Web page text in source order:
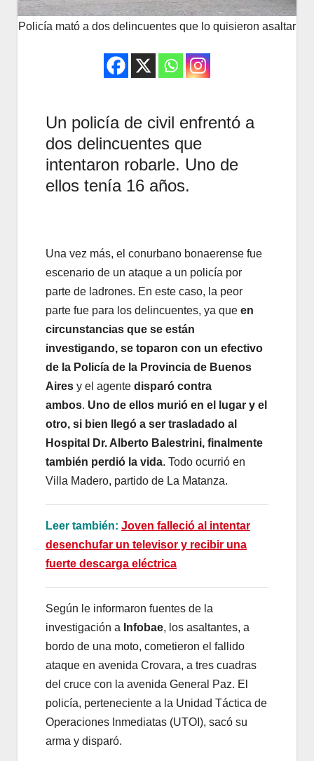
Policía mató a dos delincuentes que lo quisieron asaltar
Un policía de civil enfrentó a
dos delincuentes que
intentaron robarle. Uno de
ellos tenía 16 años.
Una vez más, el conurbano bonaerense fue
escenario de un ataque a un policía por
parte de ladrones. En este caso, la peor
parte fue para los delincuentes, ya que en
circunstancias que se están
investigando, se toparon con un efectivo
de la Policía de la Provincia de Buenos
Aires y el agente disparó contra
ambos. Uno de ellos murió en el lugar y el
otro, si bien llegó a ser trasladado al
Hospital Dr. Alberto Balestrini, finalmente
también perdió la vida. Todo ocurrió en
Villa Madero, partido de La Matanza.
Leer también: Joven falleció al intentar
desenchufar un televisor y recibir una
fuerte descarga eléctrica
Según le informaron fuentes de la
investigación a Infobae, los asaltantes, a
bordo de una moto, cometieron el fallido
ataque en avenida Crovara, a tres cuadras
del cruce con la avenida General Paz. El
policía, perteneciente a la Unidad Táctica de
Operaciones Inmediatas (UTOI), sacó su
arma y disparó.